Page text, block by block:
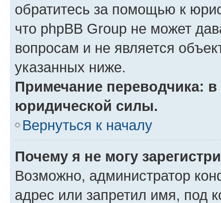
обратитесь за помощью к
что phpBB Group не может
вопросам и не является
указанных ниже.
Примечание переводчика:
юридической силы.
Вернуться к началу
Почему я не могу
Возможно, администратор
адрес или запретил имя, под